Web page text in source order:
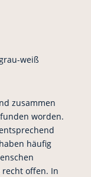
weiß
zusammen
worden.
häufig
offen. In